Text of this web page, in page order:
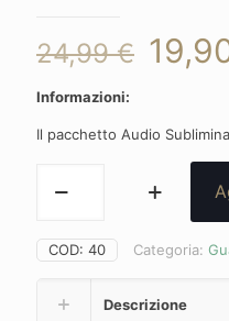
24,99€ Il
era:
Informazioni:
Il pacchetto Audio
Incubi
(afformazioni)
quantità
COD: 40 Categoria:
Descrizione